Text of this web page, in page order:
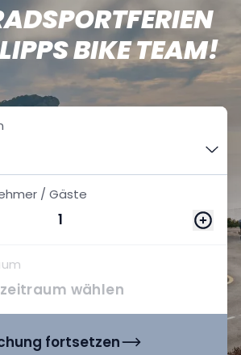
BIKE TEAM!
/ Gäste
wählen
fortsetzen